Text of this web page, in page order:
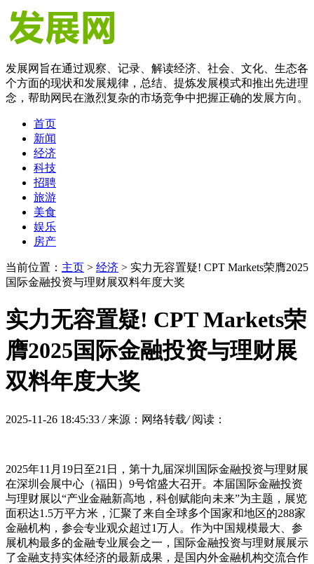
发展网旨在通过观察、记录、解读经济、社会、文化、生态各
个方面的现状和发展规律，总结、提炼发展模式和推出先进理
念，帮助网民在激烈复杂的市场竞争中把握正确的发展方向。
首页
新闻
经济
科技
招聘
旅游
美食
娱乐
房产
当前位置： 主页 > 经济 > 实力无容置疑! CPT Markets荣膺2025
国际金融投资与理财展双料年度大奖
实力无容置疑! CPT Markets荣
膺2025国际金融投资与理财展
双料年度大奖
2025-11-26 18:45:33 / 来源：网络转载/ 阅读：
2025年11月19日至21日，第十九届深圳国际金融投资与理财展
在深圳会展中心（福田）9号馆盛大召开。本届国际金融投资
与理财展以“产业金融新高地，科创赋能向未来”为主题，展览
面积达1.5万平方米，汇聚了来自全球多个国家和地区的288家
金融机构，参会专业观众超过1万人。作为中国规模最大、参
展机构最多的金融专业展会之一，国际金融投资与理财展展示
了金融支持实体经济的最新成果，是国内外金融机构交流合作